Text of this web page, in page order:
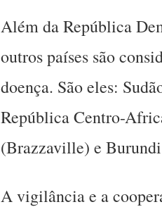
Além da República
outros países são
doença. São eles:
República Centro-
(Brazzaville) e
A vigilância e a